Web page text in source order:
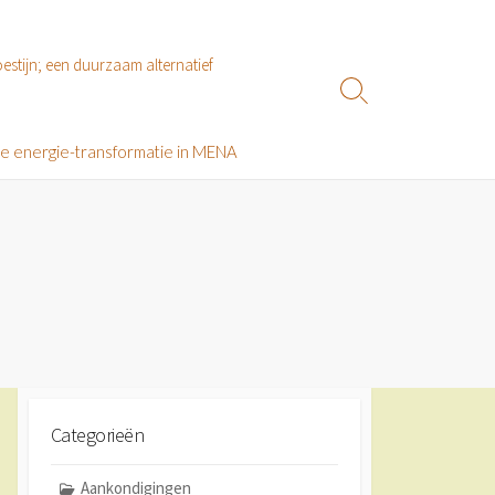
een duurzaam alternatief
energie-transformatie in MENA
Zoeken
Categorieën
Aankondigingen